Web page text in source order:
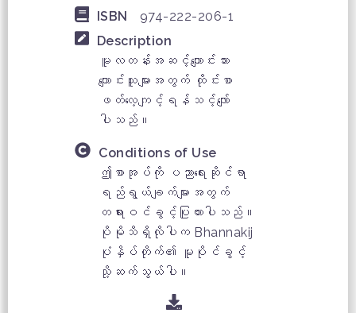
ISBN
974-222-206-1
Description
မူလတန်းအဆင့်ကျောင်းသား
ကျောင်းသူများအတွက် ထိုင်းစာ
ဖတ်လေ့ကျင့်ရန်သင့်လျော်
ပါသည်။
Conditions of Use
ဤစာအုပ်ကို ပညာရေးဆိုင်ရာ
ရည်ရွယ်ချက်များအတွက်
တရားဝင်ခွင့်ပြုထားပါသည်။
ပိုမိုသိရှိလိုပါက Bhannakij
ပုံနှိပ်တိုက်၏ မူပိုင်ခွင့်
သို့ဆက်သွယ်ပါ။